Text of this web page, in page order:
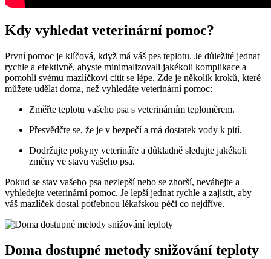
Kdy vyhledat veterinární pomoc?
První pomoc je ‌klíčová, když má váš ‌pes teplotu. Je důležité jednat
rychle a efektivně, abyste minimalizovali jakékoli komplikace a
‌pomohli svému mazlíčkovi cítit se lépe. Zde je několik⁢ kroků, které⁤
můžete udělat doma, než vyhledáte veterinární pomoc:
Změřte teplotu vašeho psa‍ s veterinárním teploměrem.
Přesvědčte ⁤se, že je v bezpečí a má dostatek vody ⁢k pití.
Dodržujte ⁤pokyny veterináře a důkladně sledujte jakékoli
změny ve stavu vašeho psa.
Pokud se stav vašeho psa nezlepší nebo se zhorší, neváhejte a
vyhledejte⁣ veterinární pomoc. Je lepší ⁤jednat rychle a zajistit, aby
váš mazlíček dostal potřebnou lékařskou péči co nejdříve.
Doma dostupné metody snižování teploty